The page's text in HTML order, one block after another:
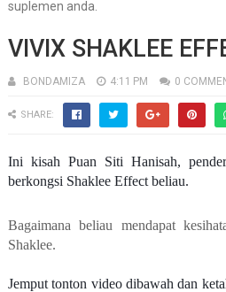
suplemen anda.
VIVIX SHAKLEE
BONDAMIZA 4:11 PM 0
SHARE:
Ini kisah Puan Siti Hanisah,
berkongsi Shaklee Effect beliau.
Bagaimana beliau mendapat
Shaklee.
Jemput tonton video dibawah dan